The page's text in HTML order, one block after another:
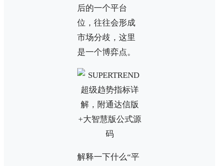
后的一个平台
位，往往会形成
市场分歧，这里
是一个博弈点。
解释一下什么“平